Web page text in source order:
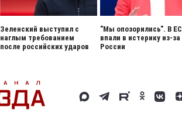
Зеленский выступил с
наглым требованием
после российских ударов
"Мы опозорились". В ЕС
впали в истерику из-за
России